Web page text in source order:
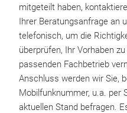
mitgeteilt haben,
Ihrer Beratungsanfrage an
telefonisch, um die
überprüfen, Ihr Vorhaben
passenden Fachbetrieb
Anschluss werden wir Sie,
Mobilfunknummer, u.a. per
aktuellen Stand befragen.